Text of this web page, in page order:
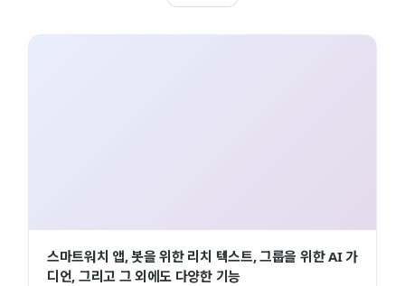
스마트워치 앱, 봇을 위한 리치 텍스트, 그룹을 위한 AI 가
디언, 그리고 그 외에도 다양한 기능